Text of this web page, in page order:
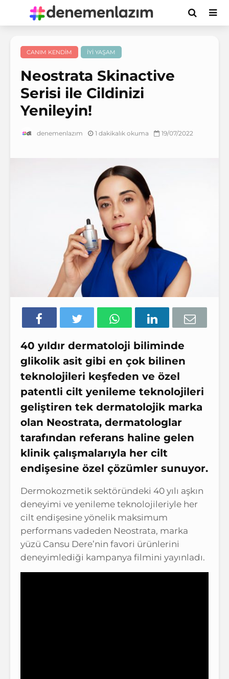
CANIM KENDIM İYI YAŞAM
Neostrata Skinactive
Serisi ile Cildinizi
Yenileyin!
denemenlazım 1 dakikalık okuma 19/07/2022
40 yıldır dermatoloji biliminde
glikolik asit gibi en çok bilinen
teknolojileri keşfeden ve özel
patentli cilt yenileme teknolojileri
geliştiren tek dermatolojik marka
olan Neostrata, dermatologlar
tarafından referans haline gelen
klinik çalışmalarıyla her cilt
endişesine özel çözümler sunuyor.
Dermokozmetik sektöründeki 40 yılı aşkın
deneyimi ve yenileme teknolojileriyle her
cilt endişesine yönelik maksimum
performans vadeden Neostrata, marka
yüzü Cansu Dere’nin favori ürünlerini
deneyimlediği kampanya filmini yayınladı.